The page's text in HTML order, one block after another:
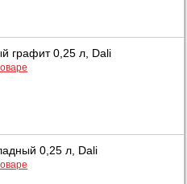
графит 0,25 л, Dali
0,25 л, Dali